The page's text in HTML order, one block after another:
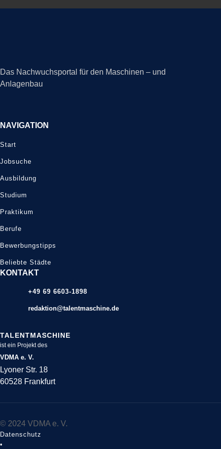
Das Nachwuchsportal für den Maschinen – und
Anlagenbau
NAVIGATION
Start
Jobsuche
Ausbildung
Studium
Praktikum
Berufe
Bewerbungstipps
Beliebte Städte
KONTAKT
+49 69 6603-1898
redaktion@talentmaschine.de
TALENTMASCHINE
ist ein Projekt des
VDMA e. V.
Lyoner Str. 18
60528 Frankfurt
© 2024 VDMA e. V.
Datenschutz
•